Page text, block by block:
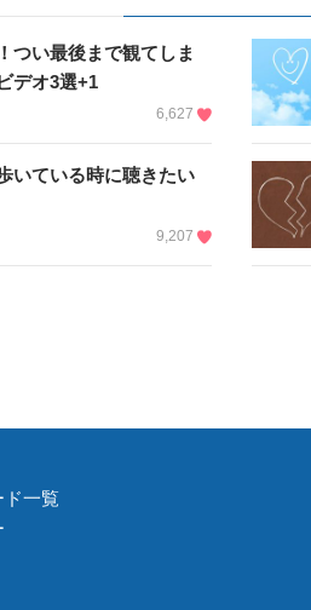
つい最後まで観てしま
デオ3選+1
6,627
いている時に聴きたい
9,207
ド一覧